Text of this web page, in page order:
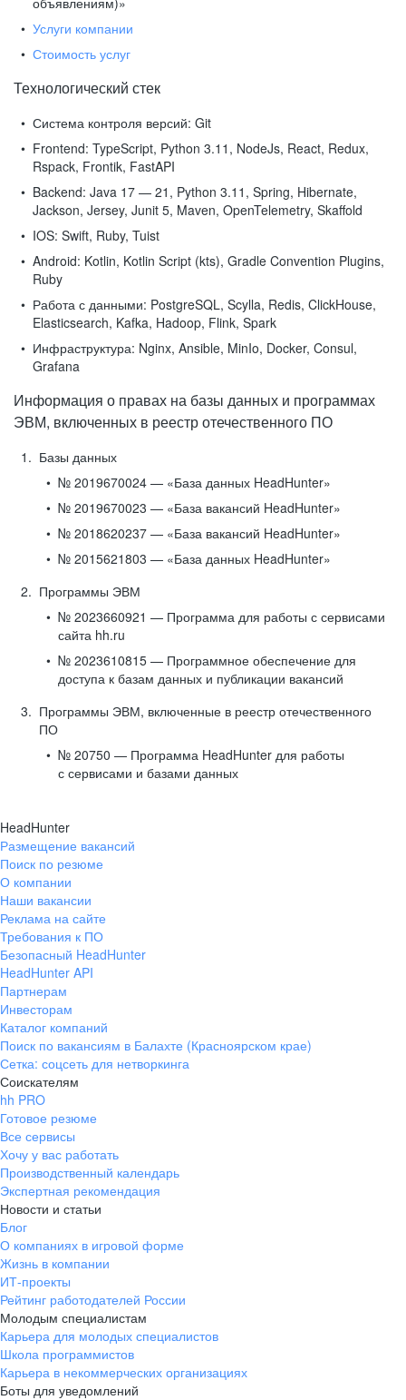
Услуги компании
Стоимость услуг
Технологический стек
Система контроля версий: Git
Frontend: TypeScript, Python 3.11, NodeJs, React, Redux,
Rspack, Frontik, FastAPI
Backend: Java 17 — 21, Python 3.11, Spring, Hibernate,
Jackson, Jersey, Junit 5, Maven, OpenTelemetry, Skaffold
IOS: Swift, Ruby, Tuist
Android: Kotlin, Kotlin Script (kts), Gradle Convention Plugins,
Ruby
Работа с данными: PostgreSQL, Scylla, Redis, ClickHouse,
Elasticsearch, Kafka, Hadoop, Flink, Spark
Инфраструктура: Nginx, Ansible, MinIo, Docker, Consul,
Grafana
Информация о правах на базы данных и программах
ЭВМ, включенных в реестр отечественного ПО
Базы данных
№ 2019670024 — «База данных HeadHunter»
№ 2019670023 — «База вакансий HeadHunter»
№ 2018620237 — «База вакансий HeadHunter»
№ 2015621803 — «База данных HeadHunter»
Программы ЭВМ
№ 2023660921 — Программа для работы с сервисами
сайта hh.ru
№ 2023610815 — Программное обеспечение для
доступа к базам данных и публикации вакансий
Программы ЭВМ, включенные в реестр отечественного
ПО
№ 20750 — Программа HeadHunter для работы
с сервисами и базами данных
HeadHunter
Размещение вакансий
Поиск по резюме
О компании
Наши вакансии
Реклама на сайте
Требования к ПО
Безопасный HeadHunter
HeadHunter API
Партнерам
Инвесторам
Каталог компаний
Поиск по вакансиям в Балахте (Красноярском крае)
Сетка: соцсеть для нетворкинга
Соискателям
hh PRO
Готовое резюме
Все сервисы
Хочу у вас работать
Производственный календарь
Экспертная рекомендация
Новости и статьи
Блог
О компаниях в игровой форме
Жизнь в компании
ИТ-проекты
Рейтинг работодателей России
Молодым специалистам
Карьера для молодых специалистов
Школа программистов
Карьера в некоммерческих организациях
Боты для уведомлений